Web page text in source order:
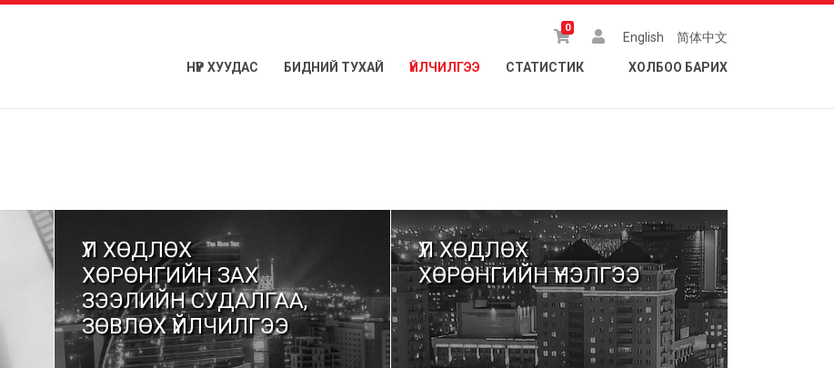
0
English 简体中文
НҮҮР ХУУДАС БИДНИЙ ТУХАЙ ҮЙЛЧИЛГЭЭ СТАТИСТИК ХОЛБОО БАРИХ
ҮЛ ХӨДЛӨХ
ХӨРӨНГИЙН ЗАХ
ЗЭЭЛИЙН СУДАЛГАА,
ЗӨВЛӨХ ҮЙЛЧИЛГЭЭ
ҮЛ ХӨДЛӨХ
ХӨРӨНГИЙН ҮНЭЛГЭЭ